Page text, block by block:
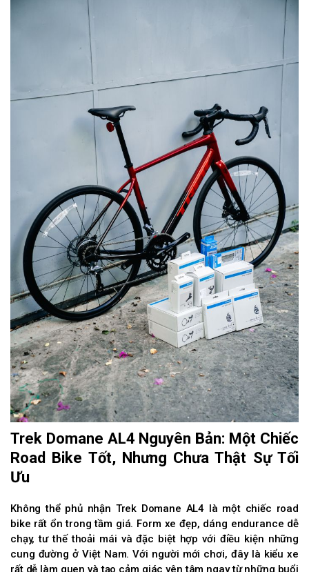
Trek Domane AL4 Nguyên Bản: Một Chiếc
Road Bike Tốt, Nhưng Chưa Thật Sự Tối
Ưu
Không thể phủ nhận Trek Domane AL4 là một chiếc road
bike rất ổn trong tầm giá. Form xe đẹp, dáng endurance dễ
chạy, tư thế thoải mái và đặc biệt hợp với điều kiện những
cung đường ở Việt Nam. Với người mới chơi, đây là kiểu xe
rất dễ làm quen và tạo cảm giác yên tâm ngay từ những buổi